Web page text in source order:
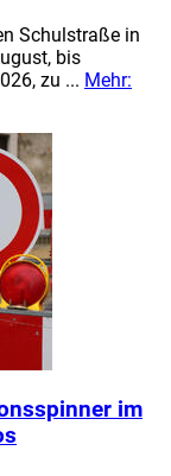
Schulstraße in
bis
zu ... Mehr:
im